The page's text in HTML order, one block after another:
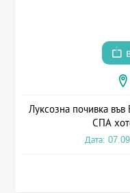
Луксозна почивка
СПА
Дата: